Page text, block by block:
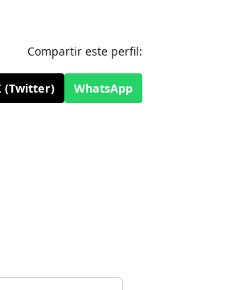
Compartir este perfil:
(Twitter) WhatsApp